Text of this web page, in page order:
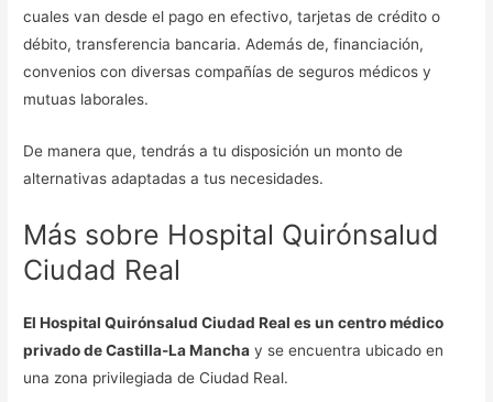
cuales van desde el pago en efectivo, tarjetas de crédito o
débito, transferencia bancaria. Además de, financiación,
convenios con diversas compañías de seguros médicos y
mutuas laborales.
De manera que, tendrás a tu disposición un monto de
alternativas adaptadas a tus necesidades.
Más sobre Hospital Quirónsalud
Ciudad Real
El Hospital Quirónsalud Ciudad Real es un centro médico
privado de Castilla-La Mancha y se encuentra ubicado en
una zona privilegiada de Ciudad Real.